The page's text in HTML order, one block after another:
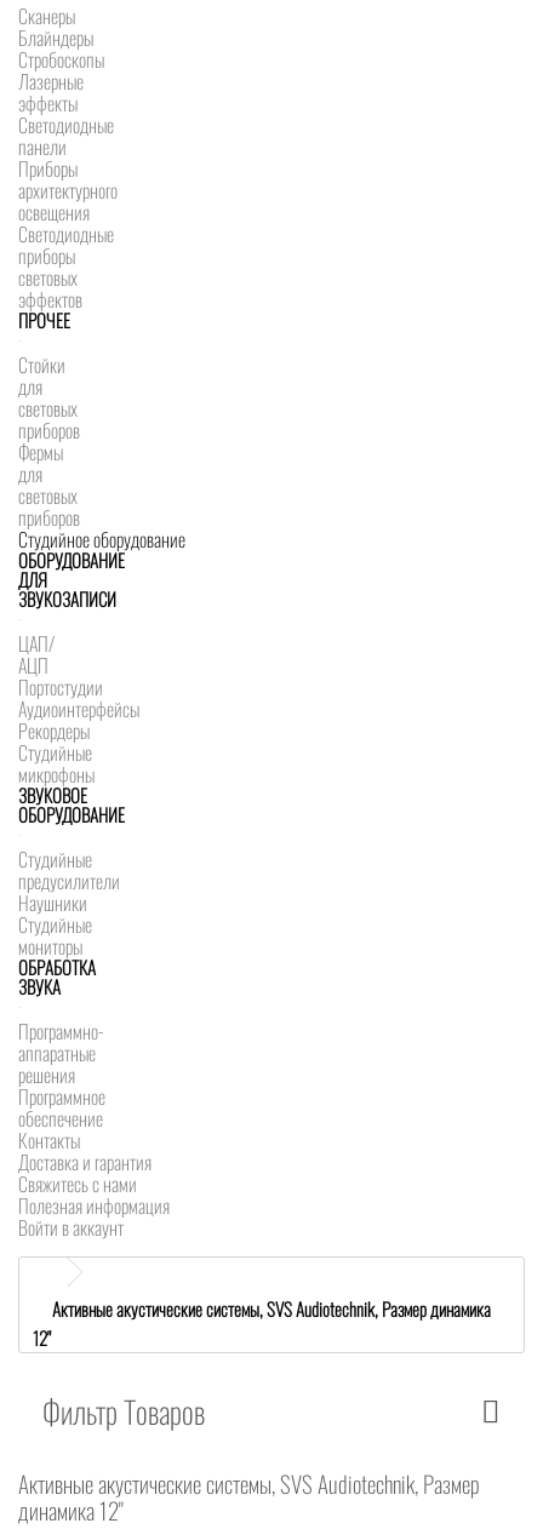
Сканеры
Блайндеры
Стробоскопы
Лазерные
эффекты
Светодиодные
панели
Приборы
архитектурного
освещения
Светодиодные
приборы
световых
эффектов
ПРОЧЕЕ
Стойки
для
световых
приборов
Фермы
для
световых
приборов
Студийное оборудование
ОБОРУДОВАНИЕ
ДЛЯ
ЗВУКОЗАПИСИ
ЦАП/
АЦП
Портостудии
Аудиоинтерфейсы
Рекордеры
Студийные
микрофоны
ЗВУКОВОЕ
ОБОРУДОВАНИЕ
Студийные
предусилители
Наушники
Студийные
мониторы
ОБРАБОТКА
ЗВУКА
Программно-
аппаратные
решения
Программное
обеспечение
Контакты
Доставка и гарантия
Свяжитесь с нами
Полезная информация
Войти в аккаунт
Активные акустические системы, SVS Audiotechnik, Размер динамика
12"
Фильтр Товаров
Активные акустические системы, SVS Audiotechnik, Размер
динамика 12"